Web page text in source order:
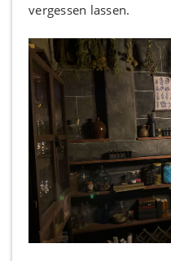
vergessen lassen.